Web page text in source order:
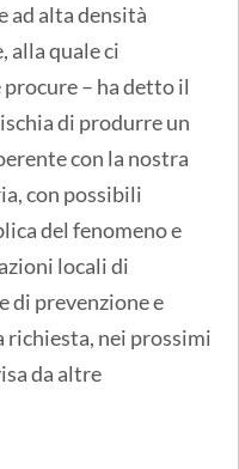
ad alta densità
alla quale ci
– ha detto il
di produrre un
con la nostra
con possibili
del fenomeno e
locali di
di prevenzione e
richiesta, nei prossimi
da altre